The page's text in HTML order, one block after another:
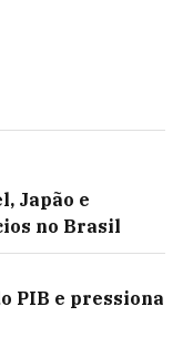
Japão e
no Brasil
PIB e pressiona